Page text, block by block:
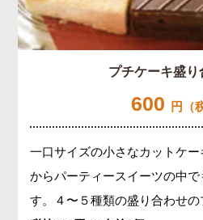
プチケーキ盛り
600 円（
一口サイズの小さなカットケ
からパーティースイーツの中
す。４〜５種類の盛り合わせ